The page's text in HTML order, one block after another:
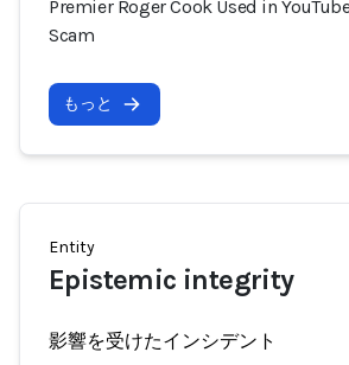
Premier Roger Cook Used in
Scam
もっと
Entity
Epistemic integrity
影響を受けたインシデント